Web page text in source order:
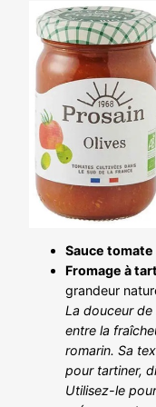
Sauce
Fromage à
grandeur
La douceur
entre la
romarin. Sa
pour tartiner,
Utilisez-le